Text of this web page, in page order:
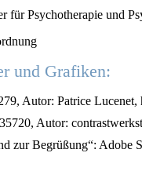
Psychotherapie und
und Grafiken:
Autor: Patrice
Autor:
zur Begrüßung“: Adobe